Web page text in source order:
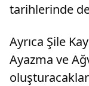
tarihlerinde
Ayrıca Şile
Ayazma ve